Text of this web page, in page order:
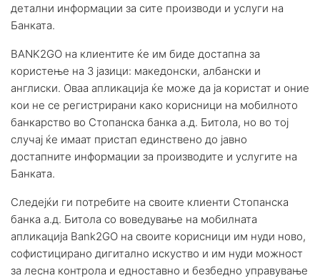
детални информации за сите производи и услуги на
Банката.
BANK2GO на клиентите ќе им биде достапна за
користење на 3 јазици: македонски, албански и
англиски. Оваа апликација ќе може да ја користат и оние
кои не се регистрирани како корисници на мобилното
банкарство во Стопанска банка а.д. Битола, но во тој
случај ќе имаат пристап единствено до јавно
достапните информации за производите и услугите на
Банката.
Следејќи ги потребите на своите клиенти Стопанска
банка а.д. Битола со воведување на мобилната
апликација Bank2GO на своите корисници им нуди ново,
софистицирано дигитално искуство и им нуди можност
за лесна контрола и едноставно и безбедно управување